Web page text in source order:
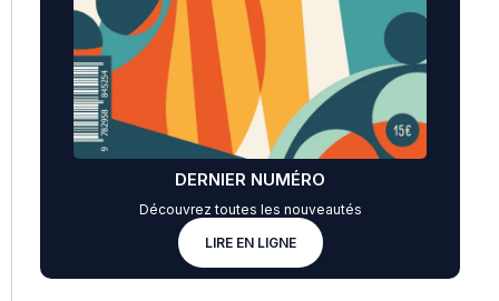
DERNIER NUMÉRO
Découvrez toutes les nouveautés
LIRE EN LIGNE